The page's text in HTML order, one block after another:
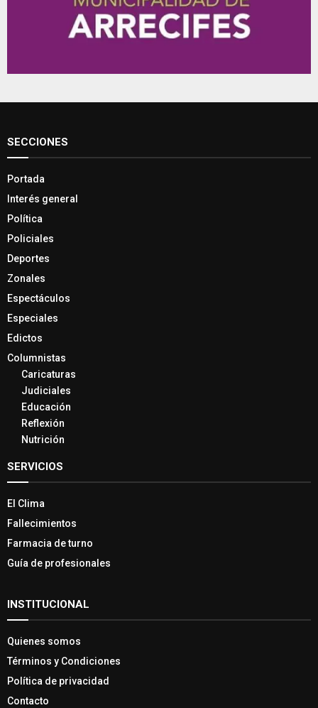
SECCIONES
Portada
Interés general
Política
Policiales
Deportes
Zonales
Espectáculos
Especiales
Edictos
Columnistas
Caricaturas
Judiciales
Educación
Reflexión
Nutrición
SERVICIOS
El Clima
Fallecimientos
Farmacia de turno
Guía de profesionales
INSTITUCIONAL
Quienes somos
Términos y Condiciones
Política de privacidad
Contacto